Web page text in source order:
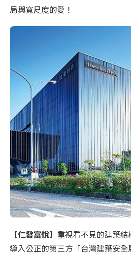
局與寬尺度的愛！
【仁發富悅】重視看不見的建築
導入公正的第三方「台灣建築安